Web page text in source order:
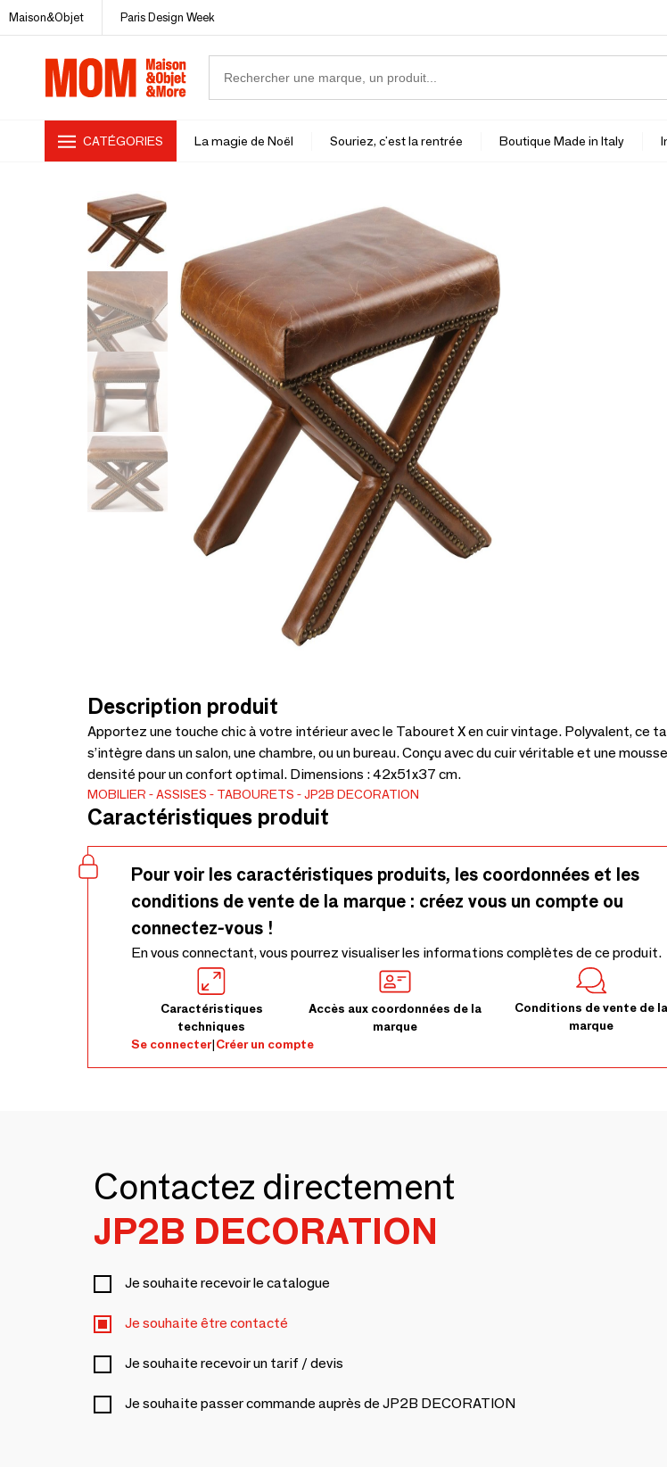
Maison&Objet Paris Design Week
CATÉGORIES La magie de Noël Souriez, c'est la rentrée Boutique Made in Italy
Description produit
Apportez une touche chic à votre intérieur avec le Tabouret X en cuir vintage. Polyvalent, ce
s’intègre dans un salon, une chambre, ou un bureau. Conçu avec du cuir véritable et une
densité pour un confort optimal. Dimensions : 42x51x37 cm.
MOBILIER ASSISES TABOURETS JP2B DECORATION
Caractéristiques produit
Pour voir les caractéristiques produits, les coordonnées et les
conditions de vente de la marque : créez vous un compte ou
connectez-vous !
En vous connectant, vous pourrez visualiser les informations complètes de ce produit.
Caractéristiques
techniques
Accès aux coordonnées de la
marque
Conditions de vente de la
marque
Se connecter|Créer un compte
Contactez directement
JP2B DECORATION
Je souhaite recevoir le catalogue
Je souhaite être contacté
Je souhaite recevoir un tarif / devis
Je souhaite passer commande auprès de JP2B DECORATION